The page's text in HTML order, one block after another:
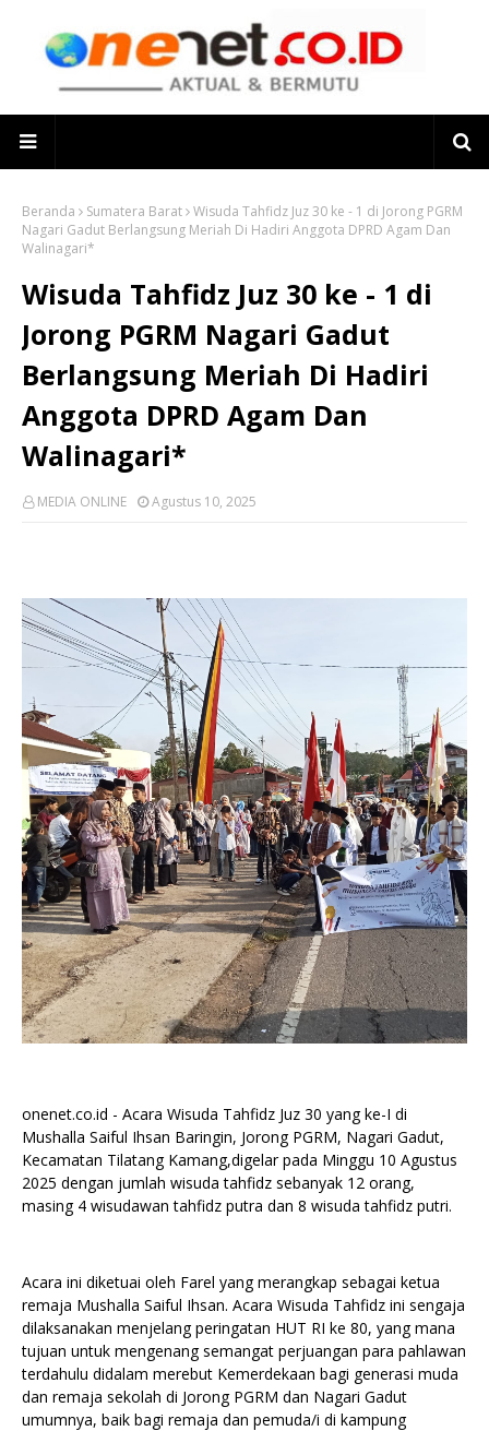
Beranda Sumatera Barat Wisuda Tahfidz Juz 30 ke - 1 di Jorong PGRM
Nagari Gadut Berlangsung Meriah Di Hadiri Anggota DPRD Agam Dan
Walinagari*
Wisuda Tahfidz Juz 30 ke - 1 di
Jorong PGRM Nagari Gadut
Berlangsung Meriah Di Hadiri
Anggota DPRD Agam Dan
Walinagari*
MEDIA ONLINE Agustus 10, 2025
onenet.co.id - Acara Wisuda Tahfidz Juz 30 yang ke-I di
Mushalla Saiful Ihsan Baringin, Jorong PGRM, Nagari Gadut,
Kecamatan Tilatang Kamang,digelar pada Minggu 10 Agustus
2025 dengan jumlah wisuda tahfidz sebanyak 12 orang,
masing 4 wisudawan tahfidz putra dan 8 wisuda tahfidz putri.
Acara ini diketuai oleh Farel yang merangkap sebagai ketua
remaja Mushalla Saiful Ihsan. Acara Wisuda Tahfidz ini sengaja
dilaksanakan menjelang peringatan HUT RI ke 80, yang mana
tujuan untuk mengenang semangat perjuangan para pahlawan
terdahulu didalam merebut Kemerdekaan bagi generasi muda
dan remaja sekolah di Jorong PGRM dan Nagari Gadut
umumnya, baik bagi remaja dan pemuda/i di kampung